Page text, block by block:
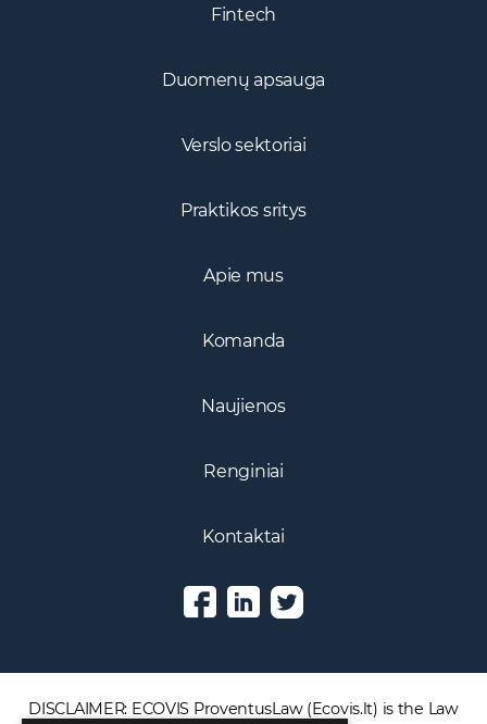
Fintech
Duomenų apsauga
Verslo sektoriai
Praktikos sritys
Apie mus
Komanda
Naujienos
Renginiai
Kontaktai
DISCLAIMER: ECOVIS ProventusLaw (Ecovis.lt) is the Law